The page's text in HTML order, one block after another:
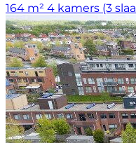
164 m² 4 kamers (3